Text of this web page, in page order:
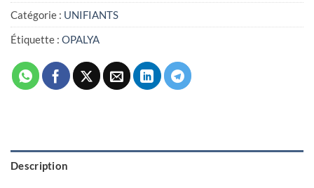
Catégorie : UNIFIANTS
Étiquette : OPALYA
Description